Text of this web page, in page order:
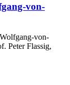
von-
von-
Peter Flassig,